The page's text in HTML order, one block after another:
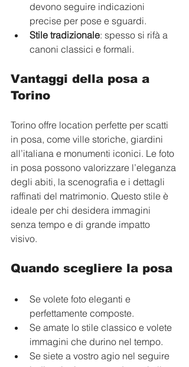
devono seguire indicazioni
precise per pose e sguardi.
Stile tradizionale: spesso si rifà a
canoni classici e formali.
Vantaggi della posa a
Torino
Torino offre location perfette per scatti
in posa, come ville storiche, giardini
all’italiana e monumenti iconici. Le foto
in posa possono valorizzare l’eleganza
degli abiti, la scenografia e i dettagli
raffinati del matrimonio. Questo stile è
ideale per chi desidera immagini
senza tempo e di grande impatto
visivo.
Quando scegliere la posa
Se volete foto eleganti e
perfettamente composte.
Se amate lo stile classico e volete
immagini che durino nel tempo.
Se siete a vostro agio nel seguire